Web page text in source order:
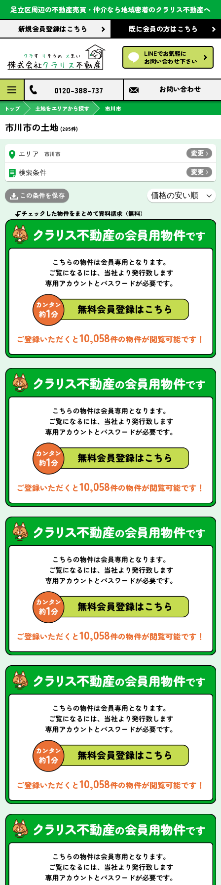
足立区周辺の不動産売買・仲介なら地域密着のクラリス不動産へ
新規会員登録はこちら 既に会員の方はこちら
LINEでお気軽に
お問い合わせ下さい
会社案内
前回の履歴で探す
保存した条件で探す
検討中の物件
0120-388-737 お問い合わせ
トップ 土地をエリアから探す 市川市
市川市の土地 (285件)
エリア 市川市 変更
検索条件 変更
この条件を保存
チェックした物件をまとめて資料請求（無料）
ご登録いただくと10,058件の物件が閲覧可能です！
ご登録いただくと10,058件の物件が閲覧可能です！
ご登録いただくと10,058件の物件が閲覧可能です！
ご登録いただくと10,058件の物件が閲覧可能です！